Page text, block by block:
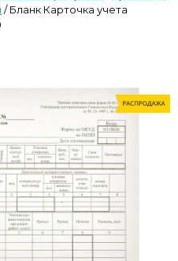
/Бланк Карточка учета